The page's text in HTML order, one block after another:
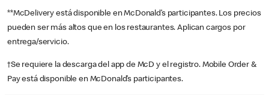
**McDelivery está disponible en McDonald’s participantes. Los precios
pueden ser más altos que en los restaurantes. Aplican cargos por
entrega/servicio.
†Se requiere la descarga del app de McD y el registro. Mobile Order &
Pay está disponible en McDonald’s participantes.